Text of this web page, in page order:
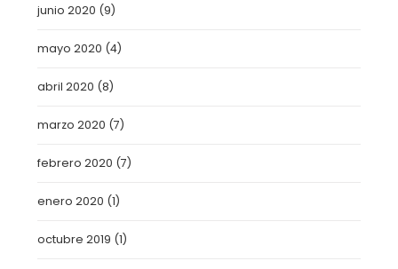
junio 2020 (9)
mayo 2020 (4)
abril 2020 (8)
marzo 2020 (7)
febrero 2020 (7)
enero 2020 (1)
octubre 2019 (1)